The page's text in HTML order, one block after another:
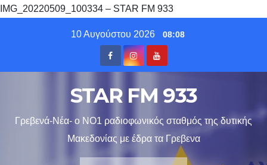
IMG_20220509_100334 – STAR FM 933
10 Αυγούστου 2026 08:08
STAR FM 933
Γρεβενά-Νέα- ο ΝΟ1 ραδιοφωνικός σταθμός της δυτικής
Μακεδονίας με έδρα τα Γρεβενα